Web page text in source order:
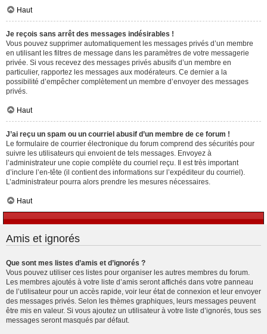
Haut
Je reçois sans arrêt des messages indésirables !
Vous pouvez supprimer automatiquement les messages privés d’un membre
en utilisant les filtres de message dans les paramètres de votre messagerie
privée. Si vous recevez des messages privés abusifs d’un membre en
particulier, rapportez les messages aux modérateurs. Ce dernier a la
possibilité d’empêcher complètement un membre d’envoyer des messages
privés.
Haut
J’ai reçu un spam ou un courriel abusif d’un membre de ce forum !
Le formulaire de courrier électronique du forum comprend des sécurités pour
suivre les utilisateurs qui envoient de tels messages. Envoyez à
l’administrateur une copie complète du courriel reçu. Il est très important
d’inclure l’en-tête (il contient des informations sur l’expéditeur du courriel).
L’administrateur pourra alors prendre les mesures nécessaires.
Haut
Amis et ignorés
Que sont mes listes d’amis et d’ignorés ?
Vous pouvez utiliser ces listes pour organiser les autres membres du forum.
Les membres ajoutés à votre liste d’amis seront affichés dans votre panneau
de l’utilisateur pour un accès rapide, voir leur état de connexion et leur envoyer
des messages privés. Selon les thèmes graphiques, leurs messages peuvent
être mis en valeur. Si vous ajoutez un utilisateur à votre liste d’ignorés, tous ses
messages seront masqués par défaut.